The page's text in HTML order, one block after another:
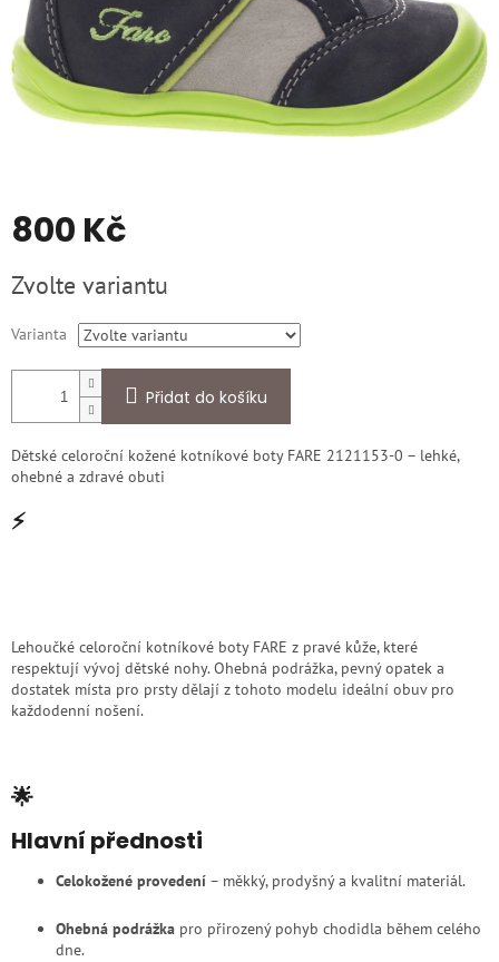
800 Kč
cena:
Zvolte variantu
Varianta
Přidat do košíku
Dětské celoroční kožené kotníkové boty FARE 2121153-0 – lehké,
ohebné a zdravé obuti
⚡
Lehoučké celoroční kotníkové boty FARE z pravé kůže, které
respektují vývoj dětské nohy. Ohebná podrážka, pevný opatek a
dostatek místa pro prsty dělají z tohoto modelu ideální obuv pro
každodenní nošení.
🌟
Hlavní přednosti
Celokožené provedení – měkký, prodyšný a kvalitní materiál.
Ohebná podrážka pro přirozený pohyb chodidla během celého
dne.